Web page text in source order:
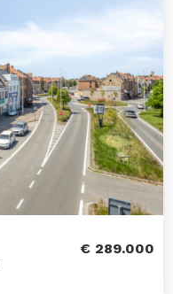
€ 289.000